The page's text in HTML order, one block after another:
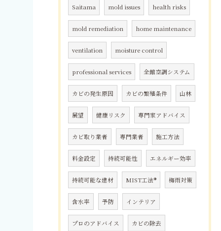
Saitama mold issues health risks
mold remediation home maintenance
ventilation moisture control
professional services 全館空調システム
カビの発生原因 カビの繁殖条件 山林
展望 健康リスク 専門家アドバイス
カビ取り業者 専門業者 施工方法
料金設定 持続可能性 エネルギー効率
持続可能な建材 MIST工法® 梅雨対策
含水率 予防 インテリア
プロのアドバイス カビの除去